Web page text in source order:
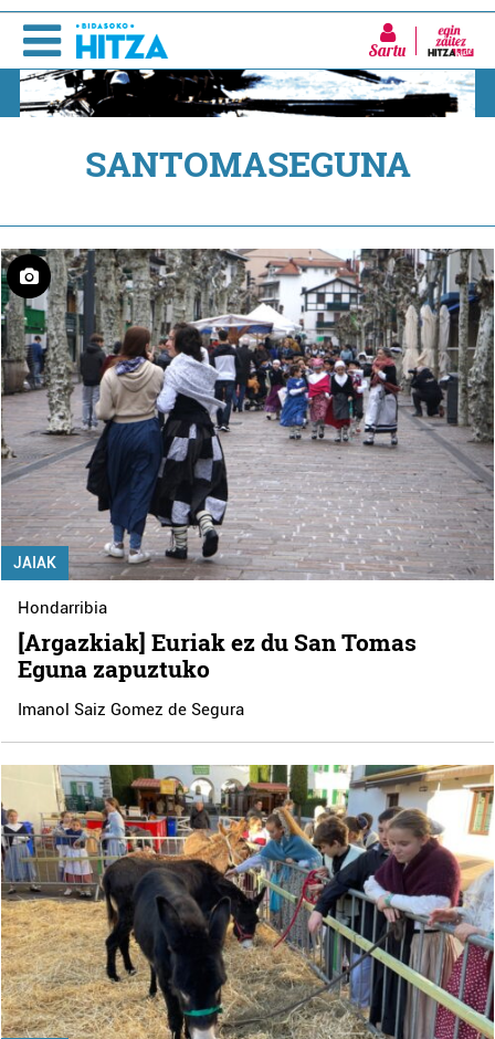
Sartu
SANTOMASEGUNA
JAIAK
Hondarribia
[Argazkiak] Euriak ez du San Tomas
Eguna zapuztuko
Imanol Saiz Gomez de Segura